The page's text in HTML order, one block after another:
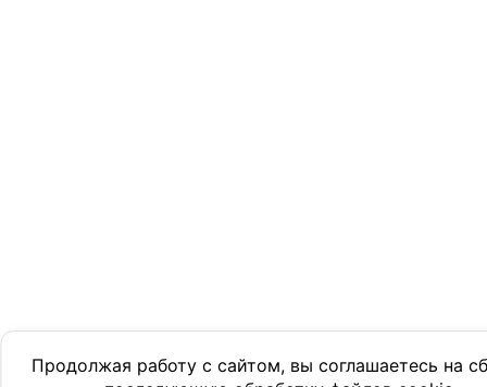
Продолжая работу с сайтом, вы соглашаетесь на